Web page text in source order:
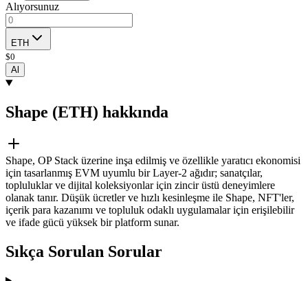
Alıyorsunuz
ETH
$0
Al
Shape (ETH) hakkında
Shape, OP Stack üzerine inşa edilmiş ve özellikle yaratıcı ekonomisi
için tasarlanmış EVM uyumlu bir Layer-2 ağıdır; sanatçılar,
topluluklar ve dijital koleksiyonlar için zincir üstü deneyimlere
olanak tanır. Düşük ücretler ve hızlı kesinleşme ile Shape, NFT'ler,
içerik para kazanımı ve topluluk odaklı uygulamalar için erişilebilir
ve ifade gücü yüksek bir platform sunar.
Sıkça Sorulan Sorular